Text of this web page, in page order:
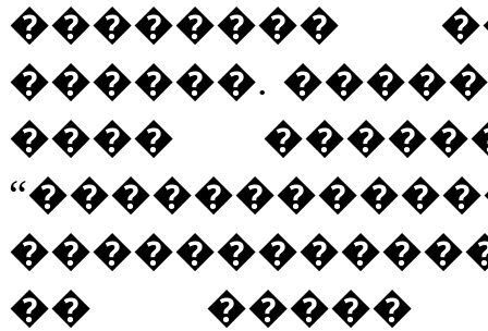
��������
������.
����
�� �����